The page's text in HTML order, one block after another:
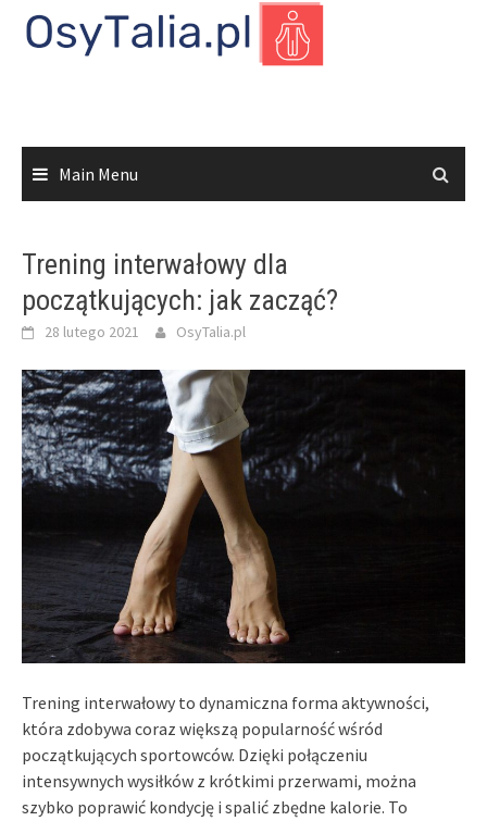
Main Menu
Trening interwałowy dla
początkujących: jak zacząć?
28 lutego 2021 OsyTalia.pl
Trening interwałowy to dynamiczna forma aktywności,
która zdobywa coraz większą popularność wśród
początkujących sportowców. Dzięki połączeniu
intensywnych wysiłków z krótkimi przerwami, można
szybko poprawić kondycję i spalić zbędne kalorie. To